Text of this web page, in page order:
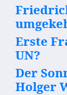
Erste
UN?
Der
Holger